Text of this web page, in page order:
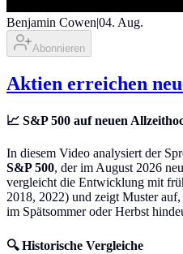
Benjamin Cowen|04. Aug.
Abonnieren
Aktien erreichen
📈 S&P 500 auf neuen
In diesem Video analysiert der
S&P 500, der im August 2026
vergleicht die Entwicklung mit
2018, 2022) und zeigt Muster
im Spätsommer oder Herbst
🔍 Historische Vergleiche